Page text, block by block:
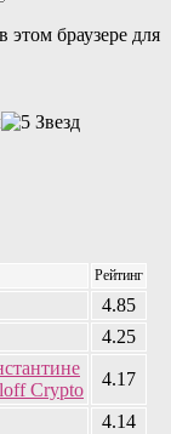
этом браузере для
Рейтинг
4.85
4.25
Crypto
4.17
4.14